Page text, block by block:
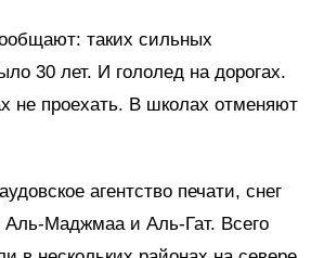
таких сильных
30 лет. И гололед на дорогах.
не проехать. В школах отменяют
агентство печати, снег
Аль-Маджмаа и Аль-Гат. Всего